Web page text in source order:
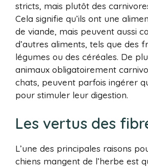
stricts, mais plutôt des
Cela signifie qu’ils ont une
de viande, mais peuvent aussi
d’autres aliments, tels que des
légumes ou des céréales. De
animaux obligatoirement
chats, peuvent parfois ingérer
pour stimuler leur digestion.
Les vertus des
L’une des principales raisons
chiens mangent de l’herbe est